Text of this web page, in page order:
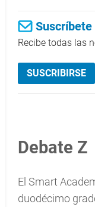
Recibe todas las
SUSCRIBIRSE
Debate Z
El Smart
duodécimo